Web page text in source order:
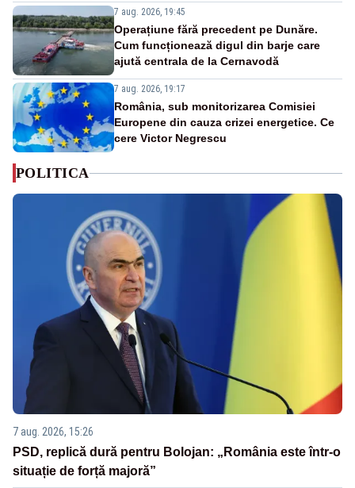
7 aug. 2026, 19:45
Operațiune fără precedent pe Dunăre.
Cum funcționează digul din barje care
ajută centrala de la Cernavodă
7 aug. 2026, 19:17
România, sub monitorizarea Comisiei
Europene din cauza crizei energetice. Ce
cere Victor Negrescu
POLITICA
7 aug. 2026, 15:26
PSD, replică dură pentru Bolojan: „România este într-o
situație de forță majoră”